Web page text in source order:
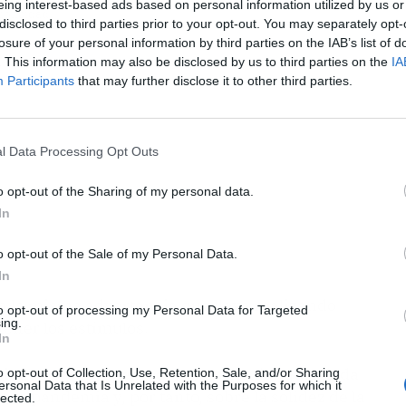
interest-based ads based on personal information utilized by us
to third parties prior to your opt-out. You may separately
of your personal information by third parties on the IAB’s list of
This information may also be disclosed by us to third parties on the
Participants that may further disclose it to other third parties.
Data Processing Opt Outs
opt-out of the Sharing of my personal data.
opt-out of the Sale of my Personal Data.
opt-out of processing my Personal Data for Targeted
opt-out of Collection, Use, Retention, Sale, and/or Sharing
Data that Is Unrelated with the Purposes for which it
misma advertencia que lleva realizando
los estímulos.
y europeas, deben entender que, dada
pandemia y, por tanto, sobre la solidez de la